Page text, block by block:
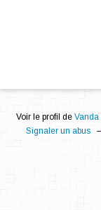
Voir le profil de Vanda
Signaler un abus